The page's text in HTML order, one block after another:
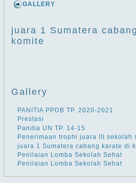
GALLERY
juara 1 Sumatera
komite
Gallery
PANITIA PPDB TP. 2020-2021
Prestasi
Panitia UN TP. 14-15
Penerimaan trophi juara III sekolah
juara 1 Sumatera cabang karate di
Penilaian Lomba Sekolah Sehat
Penilaian Lomba Sekolah Sehat